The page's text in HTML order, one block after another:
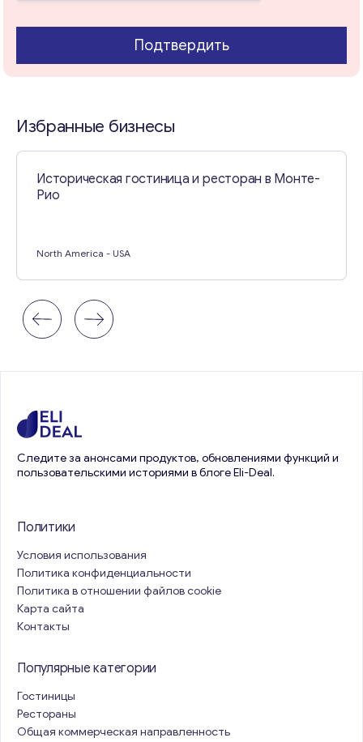
Свяжитесь со мной
Подтвердить
Избранные бизнесы
Историческая гостиница и ресторан в Монте-
Рио
North America - USA
Следите за анонсами продуктов, обновлениями функций и
пользовательскими историями в блоге Eli-Deal.
Политики
Условия использования
Политика конфиденциальности
Политика в отношении файлов cookie
Карта сайта
Контакты
Популярные категории
Гостиницы
Рестораны
Общая коммерческая направленность